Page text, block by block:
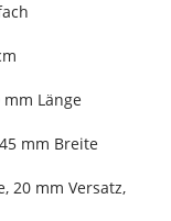
mm Länge
mm Breite
20 mm Versatz,